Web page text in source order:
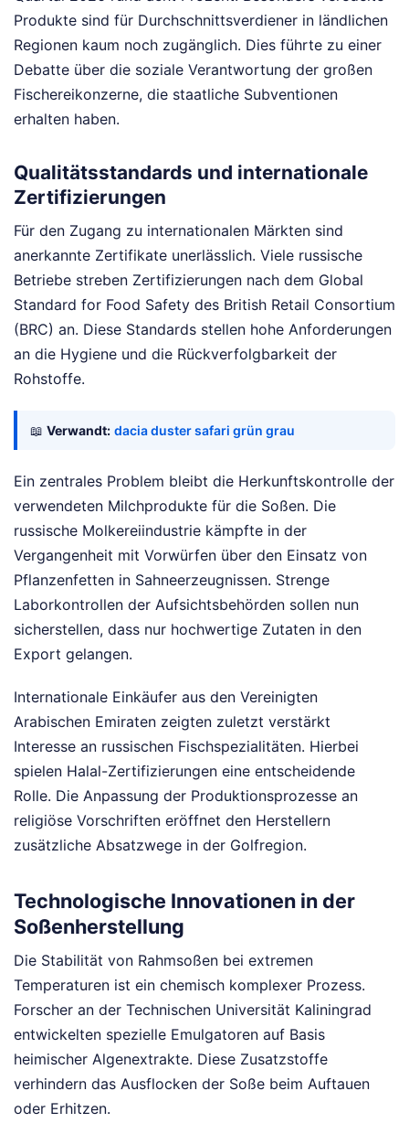
Produkte sind für Durchschnittsverdiener in ländlichen
Regionen kaum noch zugänglich. Dies führte zu einer
Debatte über die soziale Verantwortung der großen
Fischereikonzerne, die staatliche Subventionen
erhalten haben.
Qualitätsstandards und internationale
Zertifizierungen
Für den Zugang zu internationalen Märkten sind
anerkannte Zertifikate unerlässlich. Viele russische
Betriebe streben Zertifizierungen nach dem Global
Standard for Food Safety des British Retail Consortium
(BRC) an. Diese Standards stellen hohe Anforderungen
an die Hygiene und die Rückverfolgbarkeit der
Rohstoffe.
📖 Verwandt: dacia duster safari grün grau
Ein zentrales Problem bleibt die Herkunftskontrolle der
verwendeten Milchprodukte für die Soßen. Die
russische Molkereiindustrie kämpfte in der
Vergangenheit mit Vorwürfen über den Einsatz von
Pflanzenfetten in Sahneerzeugnissen. Strenge
Laborkontrollen der Aufsichtsbehörden sollen nun
sicherstellen, dass nur hochwertige Zutaten in den
Export gelangen.
Internationale Einkäufer aus den Vereinigten
Arabischen Emiraten zeigten zuletzt verstärkt
Interesse an russischen Fischspezialitäten. Hierbei
spielen Halal-Zertifizierungen eine entscheidende
Rolle. Die Anpassung der Produktionsprozesse an
religiöse Vorschriften eröffnet den Herstellern
zusätzliche Absatzwege in der Golfregion.
Technologische Innovationen in der
Soßenherstellung
Die Stabilität von Rahmsoßen bei extremen
Temperaturen ist ein chemisch komplexer Prozess.
Forscher an der Technischen Universität Kaliningrad
entwickelten spezielle Emulgatoren auf Basis
heimischer Algenextrakte. Diese Zusatzstoffe
verhindern das Ausflocken der Soße beim Auftauen
oder Erhitzen.